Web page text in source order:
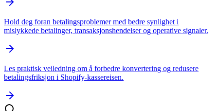
Hold deg foran betalingsproblemer med bedre synlighet i
mislykkede betalinger, transaksjonshendelser og operative signaler.
Les praktisk veiledning om å forbedre konvertering og redusere
betalingsfriksjon i Shopify-kassereisen.